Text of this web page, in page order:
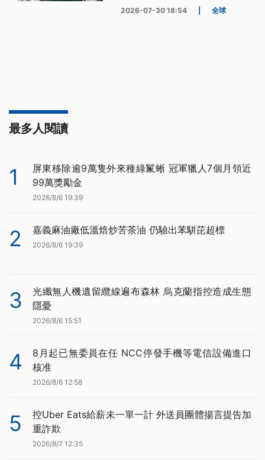
2026-07-30 18:54 全球
最多人閱讀
1
屏東移除逾9萬隻外來種綠鬣蜥 冠軍獵人7個月領近
99萬獎勵金
2026/8/6 19:39
2 嘉義麻油廠低溫焙炒苦茶油 仍驗出苯駢芘超標
2026/8/6 19:39
3
光纖無人機遺留纜線遍布森林 烏克蘭指控造成生態
隱憂
2026/8/6 15:51
4
8月起已無委員在任 NCC停發手機等電信設備進口
核准
2026/8/6 12:58
5
控Uber Eats給薪未一單一計 外送員團體揚言提告加
重詐欺
2026/8/7 12:35